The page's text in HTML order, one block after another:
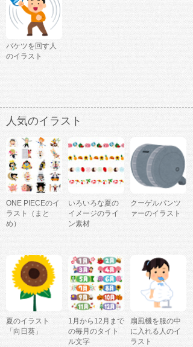
バケツを回す人
のイラスト
人気のイラスト
ONE PIECEのイ
ラスト（まと
め）
いろいろな夏の
イメージのライ
ン素材
クーゲルパンツ
ァーのイラスト
夏のイラスト
「向日葵」
1月から12月まで
の毎月のタイト
ル文字
扇風機を服の中
に入れる人のイ
ラスト